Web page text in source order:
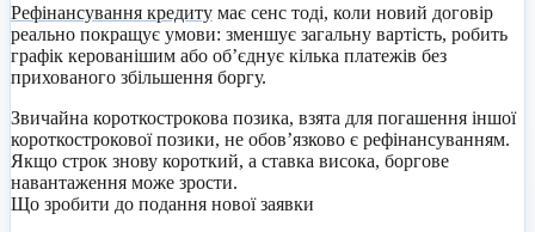
Рефінансування кредиту має сенс тоді, коли новий договір
реально покращує умови: зменшує загальну вартість, робить
графік керованішим або об’єднує кілька платежів без
прихованого збільшення боргу.
Звичайна короткострокова позика, взята для погашення іншої
короткострокової позики, не обов’язково є рефінансуванням.
Якщо строк знову короткий, а ставка висока, боргове
навантаження може зрости.
Що зробити до подання нової заявки